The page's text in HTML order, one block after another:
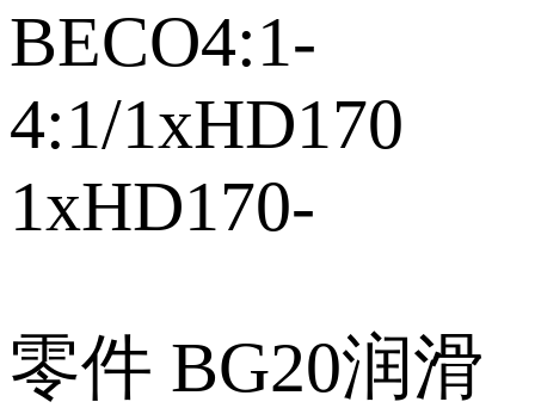
BECO4:1‑
4:1/1xHD170
1xHD170‑
零件 BG20润滑